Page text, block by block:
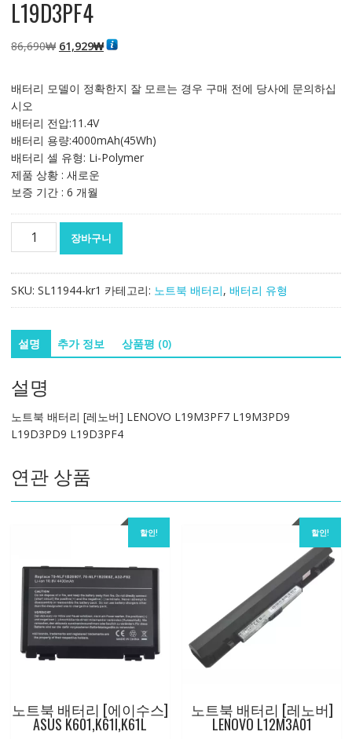
L19D3PF4
86,690₩ 원
격:
61,929₩현
격:
배터리 모델이 정확한지 잘 모르는 경우 구매 전에 당사에 문의하십
시오
배터리 전압:11.4V
배터리 용량:4000mAh(45Wh)
배터리 셀 유형: Li-Polymer
제품 상황 : 새로운
보증 기간 : 6 개월
터
[레
노
LENOVO
L19M3PF7
L19M3PD9
L19D3PD9
수
량
장바구니
SKU: SL11944-kr1 카테고리: 노트북 배터리, 배터리 유형
설명 추가 정보 상품평 (0)
설명
노트북 배터리 [레노버] LENOVO L19M3PF7 L19M3PD9
L19D3PD9 L19D3PF4
연관 상품
할인!
노트북 배터리 [에이수스]
ASUS K601,K61I,K61L
할인!
노트북 배터리 [레노버]
LENOVO L12M3A01